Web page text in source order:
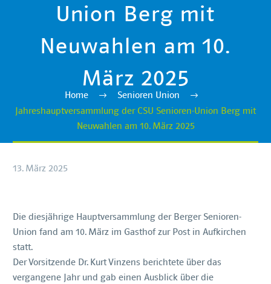
Union Berg mit
Neuwahlen am 10.
März 2025
Home
Senioren Union
Jahreshauptversammlung der CSU Senioren-Union Berg mit
Neuwahlen am 10. März 2025
13. März 2025
Die diesjährige Hauptversammlung der Berger Senioren-
Union fand am 10. März im Gasthof zur Post in Aufkirchen
statt.
Der Vorsitzende Dr. Kurt Vinzens berichtete über das
vergangene Jahr und gab einen Ausblick über die